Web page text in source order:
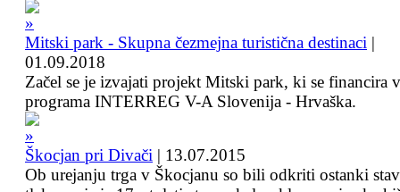
Mitski park - Skupna čezmejna turistična destinaci |
01.09.2018
Začel se je izvajati projekt Mitski park, ki se financira
programa INTERREG V-A Slovenija - Hrvaška.
Škocjan pri Divači | 13.07.2015
Ob urejanju trga v Škocjanu so bili odkriti ostanki